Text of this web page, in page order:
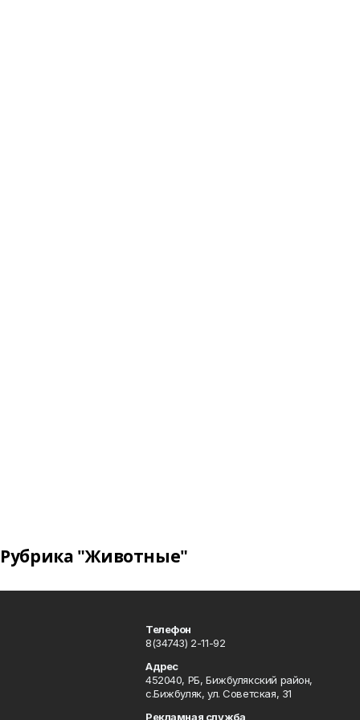
Рубрика "Животные"
Телефон
8(34743) 2-11-92
Адрес
452040, РБ, Бижбулякский район,
с.Бижбуляк, ул. Советская, 31
Рекламная служба